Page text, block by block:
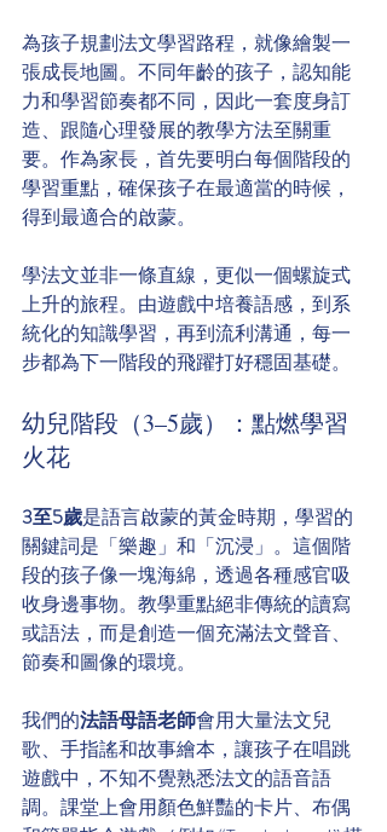
為孩子規劃法文學習路程，就像繪製一
張成長地圖。不同年齡的孩子，認知能
力和學習節奏都不同，因此一套度身訂
造、跟隨心理發展的教學方法至關重
要。作為家長，首先要明白每個階段的
學習重點，確保孩子在最適當的時候，
得到最適合的啟蒙。
學法文並非一條直線，更似一個螺旋式
上升的旅程。由遊戲中培養語感，到系
統化的知識學習，再到流利溝通，每一
步都為下一階段的飛躍打好穩固基礎。
幼兒階段（3–5歲）：點燃學習
火花
3至5歲是語言啟蒙的黃金時期，學習的
關鍵詞是「樂趣」和「沉浸」。這個階
段的孩子像一塊海綿，透過各種感官吸
收身邊事物。教學重點絕非傳統的讀寫
或語法，而是創造一個充滿法文聲音、
節奏和圖像的環境。
我們的法語母語老師會用大量法文兒
歌、手指謠和故事繪本，讓孩子在唱跳
遊戲中，不知不覺熟悉法文的語音語
調。課堂上會用顏色鮮豔的卡片、布偶